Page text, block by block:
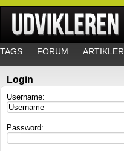
TAGS FORUM ARTIKLER
Login
Username:
Password: